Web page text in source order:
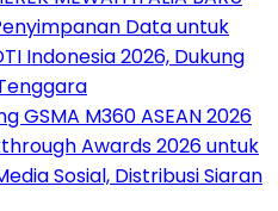
Data untuk
Indonesia 2026, Dukung
GSMA M360 ASEAN 2026
Awards 2026 untuk
Sosial, Distribusi Siaran